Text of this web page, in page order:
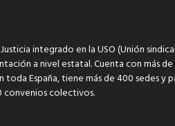
integrado en la USO (Unión
a nivel estatal. Cuenta con más de
toda España, tiene más de 400 sedes y
convenios colectivos.